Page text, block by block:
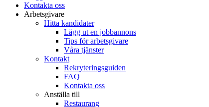
Kontakta oss
Arbetsgivare
Hitta kandidater
Lägg ut en jobbannons
Tips för arbetsgivare
Våra tjänster
Kontakt
Rekryteringsguiden
FAQ
Kontakta oss
Anställa till
Restaurang